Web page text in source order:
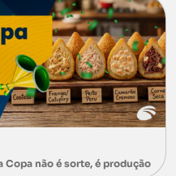
Copa não é sorte, é produção